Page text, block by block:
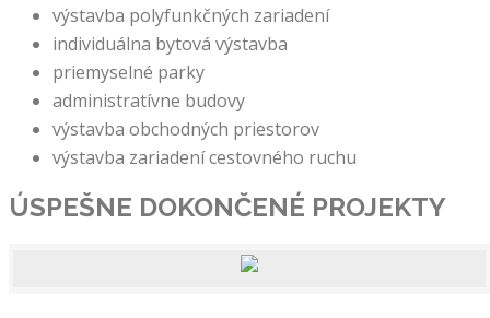
výstavba polyfunkčných zariadení
individuálna bytová výstavba
priemyselné parky
administratívne budovy
výstavba obchodných priestorov
výstavba zariadení cestovného ruchu
ÚSPEŠNE DOKONČENÉ PROJEKTY